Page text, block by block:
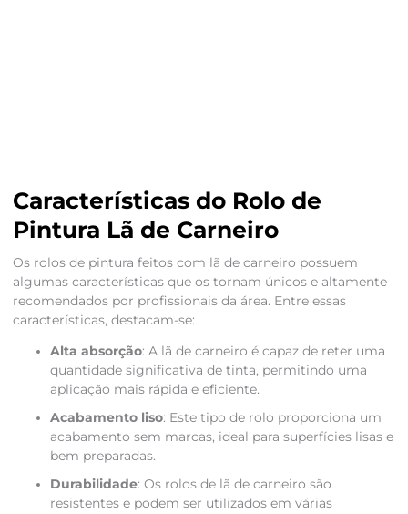
Características do Rolo de
Pintura Lã de Carneiro
Os rolos de pintura feitos com lã de carneiro possuem
algumas características que os tornam únicos e altamente
recomendados por profissionais da área. Entre essas
características, destacam-se:
Alta absorção: A lã de carneiro é capaz de reter uma
quantidade significativa de tinta, permitindo uma
aplicação mais rápida e eficiente.
Acabamento liso: Este tipo de rolo proporciona um
acabamento sem marcas, ideal para superfícies lisas e
bem preparadas.
Durabilidade: Os rolos de lã de carneiro são
resistentes e podem ser utilizados em várias